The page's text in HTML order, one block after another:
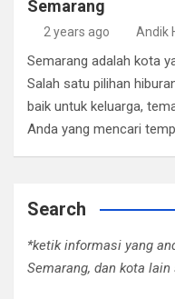
Semarang
2 years ago Andik
Semarang adalah kota
Salah satu pilihan
baik untuk keluarga,
Anda yang mencari
Search
*ketik informasi yang
Semarang, dan kota lain